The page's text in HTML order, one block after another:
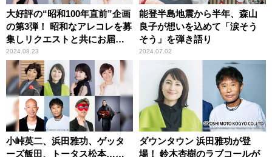
大好評の“昭和100年直前”企画
の第3弾！ 昭和なアレコレを募
集しリクエストと共にお届
け！ 『オールナイトニッポン
MUSIC10』
2024.08.23
能登半島地震から半年、森山
良子が想いを込めて「涙そう
そう」を弾き語り
2024.07.02
小峠英二、浜田雅功、ゲッタ
ーズ飯田、トータス松本……
ダウンタウン 浜田雅功が登
場！ 鈴木杏樹のラブコールが